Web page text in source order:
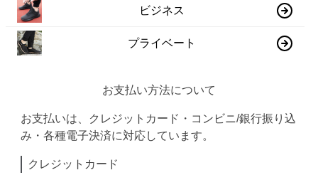
ビジネス
プライベート
お支払い方法について
お支払いは、クレジットカード・コンビニ/銀行振り込
み・各種電子決済に対応しています。
クレジットカード